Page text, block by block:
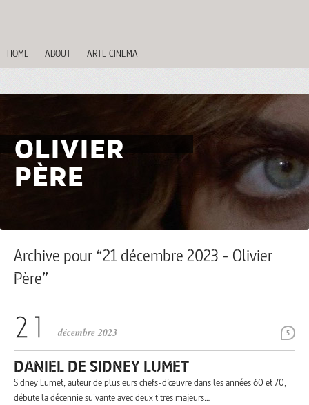
HOME ABOUT ARTE CINEMA
OLIVIER
PÈRE
Archive pour “21 décembre 2023 - Olivier
Père”
5
décembre 2023
DANIEL DE SIDNEY LUMET
Sidney Lumet, auteur de plusieurs chefs-d’œuvre dans les années 60 et 70,
débute la décennie suivante avec deux titres majeurs…